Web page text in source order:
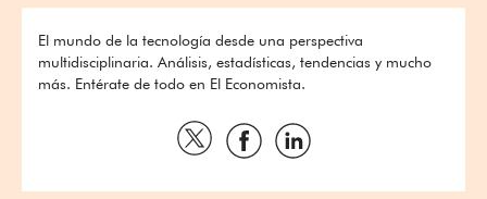
El mundo de la tecnología desde una perspectiva
multidisciplinaria. Análisis, estadísticas, tendencias y mucho
más. Entérate de todo en El Economista.
Compartir
por
Compartir
por